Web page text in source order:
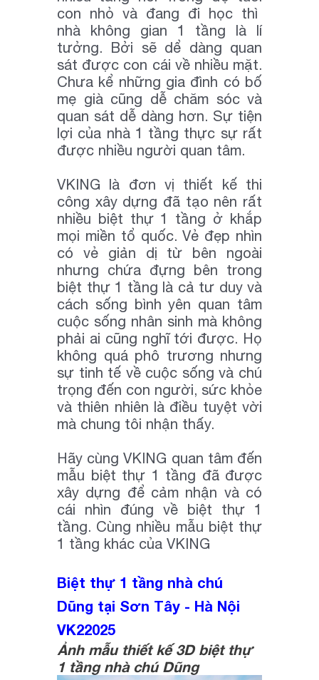
con nhỏ và đang đi học thì
nhà không gian 1 tầng là lí
tưởng. Bởi sẽ dể dàng quan
sát được con cái về nhiều mặt.
Chưa kể những gia đình có bố
mẹ già cũng dễ chăm sóc và
quan sát dễ dàng hơn. Sự tiện
lợi của nhà 1 tầng thực sự rất
được nhiều người quan tâm.
VKING là đơn vị thiết kế thi
công xây dựng đã tạo nên rất
nhiều biệt thự 1 tầng ở khắp
mọi miền tổ quốc. Vẻ đẹp nhìn
có vẻ giản dị từ bên ngoài
nhưng chứa đựng bên trong
biệt thự 1 tầng là cả tư duy và
cách sống bình yên quan tâm
cuộc sống nhân sinh mà không
phải ai cũng nghĩ tới được. Họ
không quá phô trương nhưng
sự tinh tế về cuộc sống và chú
trọng đến con người, sức khỏe
và thiên nhiên là điều tuyệt vời
mà chung tôi nhận thấy.
Hãy cùng VKING quan tâm đến
mẫu biệt thự 1 tầng đã được
xây dựng để cảm nhận và có
cái nhìn đúng về biệt thự 1
tầng. Cùng nhiều mẫu biệt thự
1 tầng khác của VKING
Biệt thự 1 tầng nhà chú
Dũng tại Sơn Tây - Hà Nội
VK22025
Ảnh mẫu thiết kế 3D biệt thự
1 tầng nhà chú Dũng